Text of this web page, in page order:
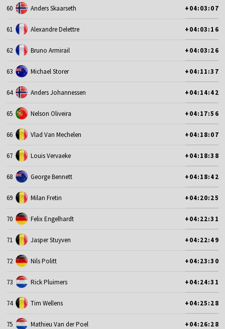
60 Anders Skaarseth +04:03:07
61 Alexandre Delettre +04:03:16
62 Bruno Armirail +04:03:26
63 Michael Storer +04:11:37
64 Anders Johannessen +04:14:42
65 Nelson Oliveira +04:17:56
66 Vlad Van Mechelen +04:18:07
67 Louis Vervaeke +04:18:38
68 George Bennett +04:18:42
69 Milan Fretin +04:20:25
70 Felix Engelhardt +04:22:31
71 Jasper Stuyven +04:22:49
72 Nils Politt +04:23:30
73 Rick Pluimers +04:24:31
74 Tim Wellens +04:25:28
75 Mathieu Van der Poel +04:26:28